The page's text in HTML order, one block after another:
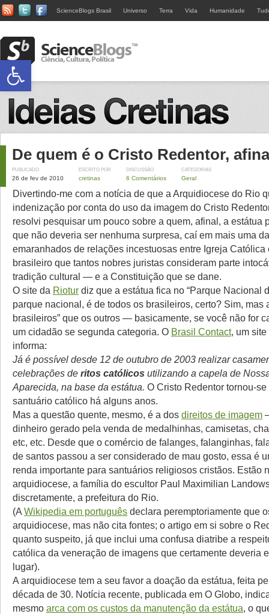
ScienceBlogs Brasil Universo Terra Vida Humanidade
De quem é o Cristo Redentor,
PUBLICADO
26 de fev de 2010
ESCRITO POR
cretinas
DISCUSSÃO
6 Comentários
CATEGORIAS
Geral
Divertindo-me com a notícia de que a Arquidiocese do Rio
indenização por conta do uso da imagem do Cristo
resolvi pesquisar um pouco sobre a quem, afinal, a estátua
que não deveria ser nenhuma surpresa, caí em mais uma
emaranhados de relações incestuosas entre Igreja Católica
brasileiro que tantos nobres juristas consideram parte
tradição cultural — e a Constituição que se dane.
O site da Riotur diz que a estátua fica no “Parque Nacional
parque nacional, é de todos os brasileiros, certo? Sim, mas
brasileiros” que os outros — basicamente, se você não for
um cidadão se segunda categoria. O Brasil Contact, um
informa:
Já é possível desde 12 de outubro de 2003 realizar
celebrações de ritos católicos utilizando a capela de
Aparecida, na base da estátua. O Cristo Redentor tornou-
santuário católico há alguns anos.
Mas a questão quente, mesmo, é a dos direitos de imagem
dinheiro gerado pela venda de medalhinhas, camisetas,
etc, etc. Desde que o comércio de falanges, falanginhas,
de santos passou a ser considerado de mau gosto, essa é
renda importante para santuários religiosos cristãos. Estão
arquidiocese, a família do escultor Paul Maximilian
discretamente, a prefeitura do Rio.
(A Wikipedia em português declara peremptoriamente que
arquidiocese, mas não cita fontes; o artigo em si sobre o
quanto suspeito, já que inclui uma confusa diatribe a
católica da veneração de imagens que certamente deveria
lugar).
A arquidiocese tem a seu favor a doação da estátua, feita
década de 30. Notícia recente, publicada em O Globo,
mesmo arca com os custos da manutenção da estátua, o
Abrir a barra de ferramentas